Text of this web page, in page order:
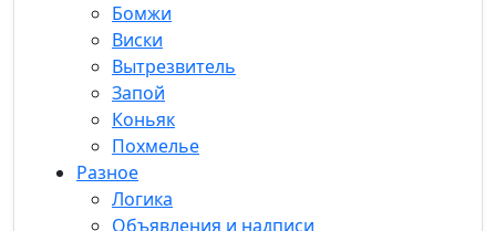
Бомжи
Виски
Вытрезвитель
Запой
Коньяк
Похмелье
Разное
Логика
Объявления и надписи